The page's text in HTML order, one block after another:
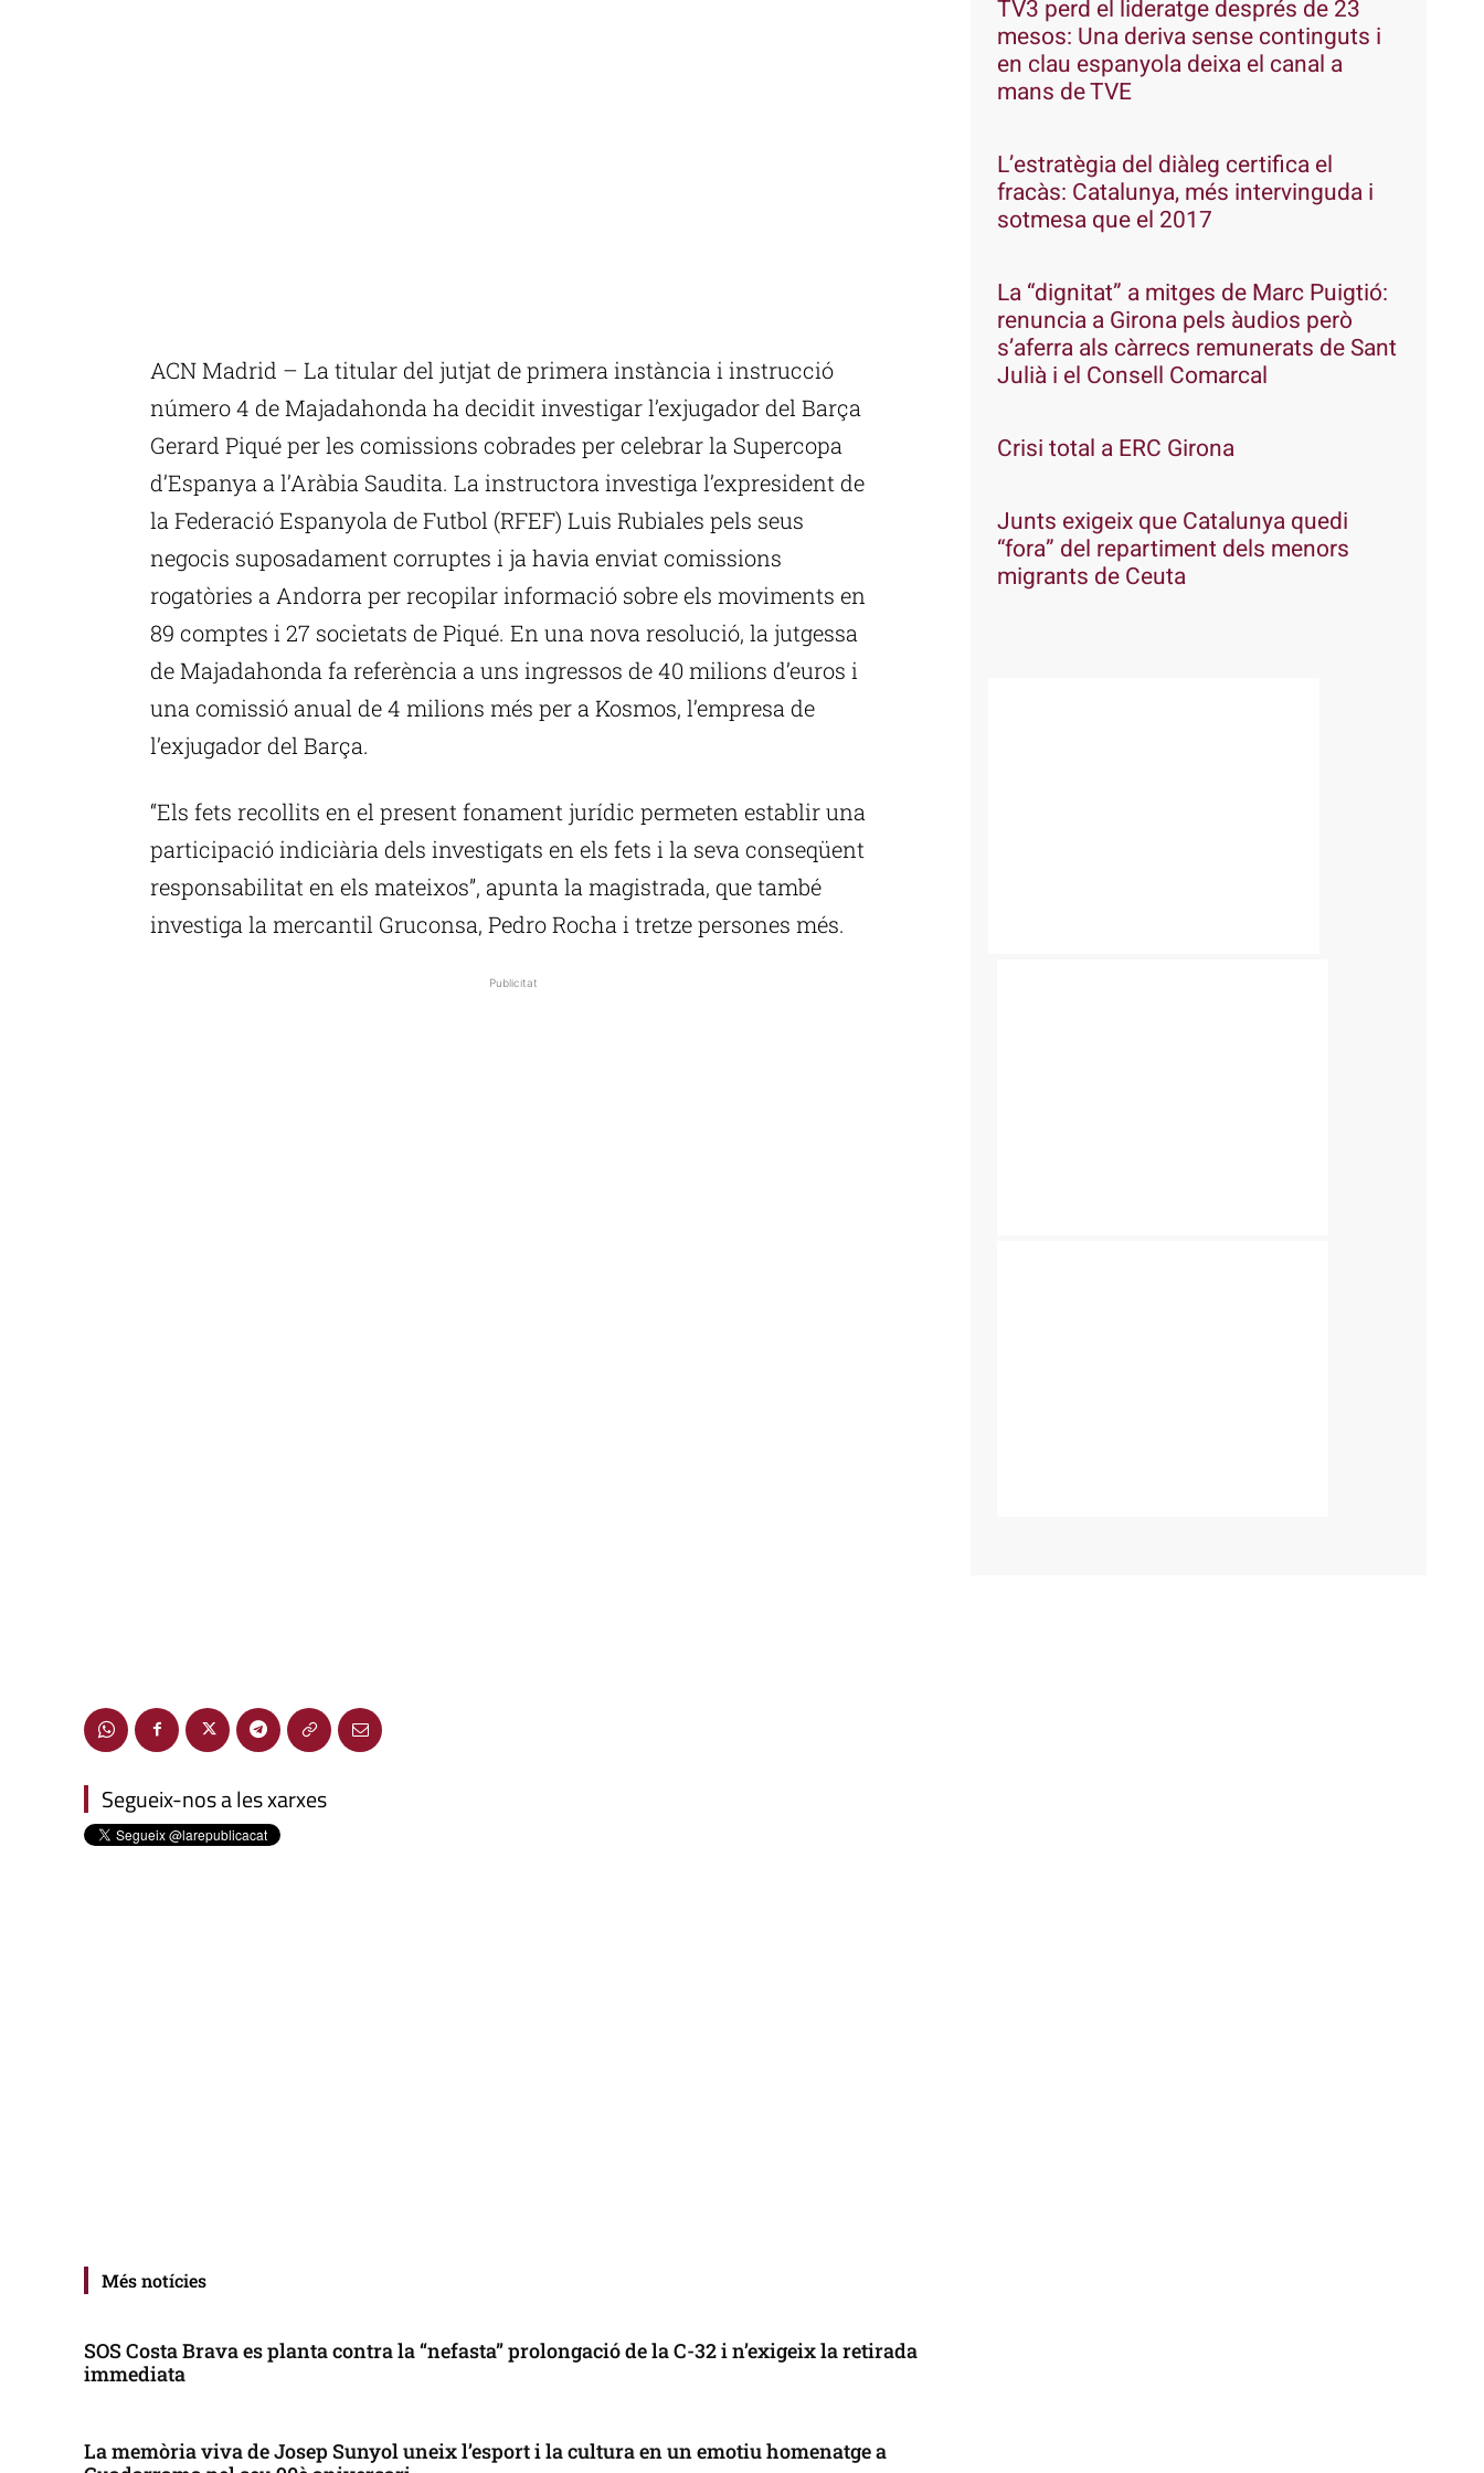
ACN Madrid – La titular del jutjat de primera instància i instrucció
número 4 de Majadahonda ha decidit investigar l’exjugador del Barça
Gerard Piqué per les comissions cobrades per celebrar la Supercopa
d’Espanya a l’Aràbia Saudita. La instructora investiga l’expresident de
la Federació Espanyola de Futbol (RFEF) Luis Rubiales pels seus
negocis suposadament corruptes i ja havia enviat comissions
rogatòries a Andorra per recopilar informació sobre els moviments en
89 comptes i 27 societats de Piqué. En una nova resolució, la jutgessa
de Majadahonda fa referència a uns ingressos de 40 milions d’euros i
una comissió anual de 4 milions més per a Kosmos, l’empresa de
l’exjugador del Barça.
“Els fets recollits en el present fonament jurídic permeten establir una
participació indiciària dels investigats en els fets i la seva conseqüent
responsabilitat en els mateixos”, apunta la magistrada, que també
investiga la mercantil Gruconsa, Pedro Rocha i tretze persones més.
Publicitat
Segueix-nos a les xarxes
Més notícies
SOS Costa Brava es planta contra la “nefasta” prolongació de la C-32 i n’exigeix la retirada
immediata
La memòria viva de Josep Sunyol uneix l’esport i la cultura en un emotiu homenatge a
TV3 perd el lideratge després de 23
mesos: Una deriva sense continguts i
en clau espanyola deixa el canal a
mans de TVE
L’estratègia del diàleg certifica el
fracàs: Catalunya, més intervinguda i
sotmesa que el 2017
La “dignitat” a mitges de Marc Puigtió:
renuncia a Girona pels àudios però
s’aferra als càrrecs remunerats de Sant
Julià i el Consell Comarcal
Crisi total a ERC Girona
Junts exigeix que Catalunya quedi
“fora” del repartiment dels menors
migrants de Ceuta